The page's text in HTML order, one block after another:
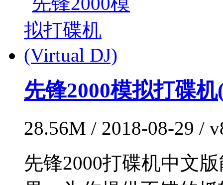
先锋2000模拟打碟
28.56M / 2018-08-29 /
先锋2000打碟机中文